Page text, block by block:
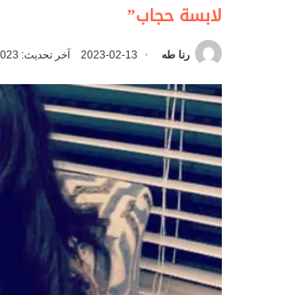
لابسة حجاب”
رنا طه 2023-02-13 آخر تحديث: 2023-02-13